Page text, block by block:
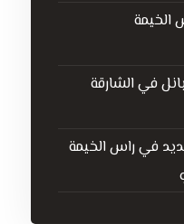
الخيمة
في الشارقة
في راس الخيمة